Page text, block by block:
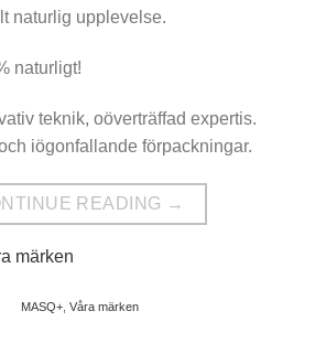
naturlig upplevelse.
naturligt!
teknik, oöverträffad expertis.
iögonfallande förpackningar.
READING →
märken
MASQ+, Våra märken